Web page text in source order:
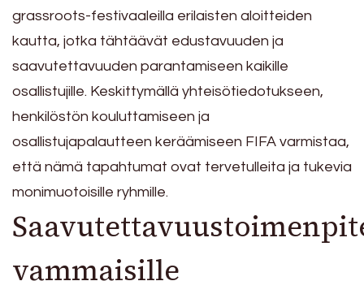
grassroots-festivaaleilla erilaisten aloitteiden
kautta, jotka tähtäävät edustavuuden ja
saavutettavuuden parantamiseen kaikille
osallistujille. Keskittymällä yhteisötiedotukseen,
henkilöstön kouluttamiseen ja
osallistujapalautteen keräämiseen FIFA varmistaa,
että nämä tapahtumat ovat tervetulleita ja tukevia
monimuotoisille ryhmille.
vammaisille